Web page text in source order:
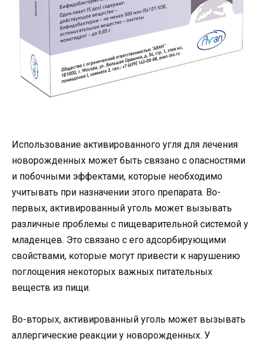
Использование активированного угля для лечения
новорожденных может быть связано с опасностями
и побочными эффектами, которые необходимо
учитывать при назначении этого препарата. Во-
первых, активированный уголь может вызывать
различные проблемы с пищеварительной системой у
младенцев. Это связано с его адсорбирующими
свойствами, которые могут привести к нарушению
поглощения некоторых важных питательных
веществ из пищи.
Во-вторых, активированный уголь может вызывать
аллергические реакции у новорожденных. У